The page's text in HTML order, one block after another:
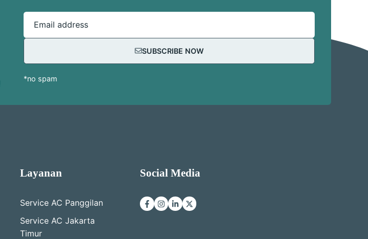
Email address
SUBSCRIBE NOW
*no spam
Layanan
Service AC Panggilan
Service AC Jakarta
Timur
Social Media